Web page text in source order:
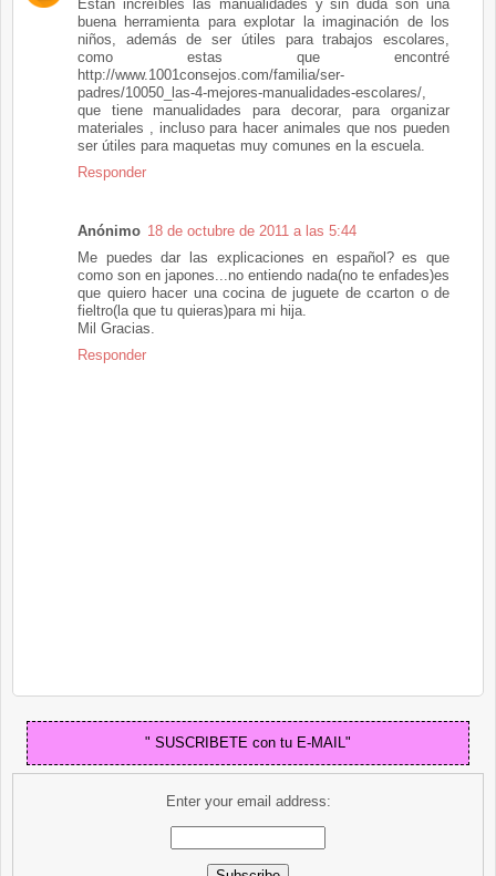
Están increíbles las manualidades y sin duda son una
buena herramienta para explotar la imaginación de los
niños, además de ser útiles para trabajos escolares,
como estas que encontré
http://www.1001consejos.com/familia/ser-
padres/10050_las-4-mejores-manualidades-escolares/,
que tiene manualidades para decorar, para organizar
materiales , incluso para hacer animales que nos pueden
ser útiles para maquetas muy comunes en la escuela.
Responder
Anónimo 18 de octubre de 2011 a las 5:44
Me puedes dar las explicaciones en español? es que
como son en japones...no entiendo nada(no te enfades)es
que quiero hacer una cocina de juguete de ccarton o de
fieltro(la que tu quieras)para mi hija.
Mil Gracias.
Responder
" SUSCRIBETE con tu E-MAIL"
Enter your email address: